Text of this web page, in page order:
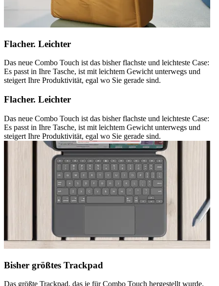
Flacher. Leichter
Das neue Combo Touch ist das bisher flachste und leichteste Case:
Es passt in Ihre Tasche, ist mit leichtem Gewicht unterwegs und
steigert Ihre Produktivität, egal wo Sie gerade sind.
Flacher. Leichter
Das neue Combo Touch ist das bisher flachste und leichteste Case:
Es passt in Ihre Tasche, ist mit leichtem Gewicht unterwegs und
steigert Ihre Produktivität, egal wo Sie gerade sind.
Bisher größtes Trackpad
Das größte Trackpad, das je für Combo Touch hergestellt wurde.